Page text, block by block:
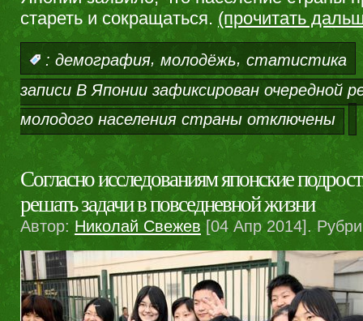
стареть и сокращаться. (прочитать
: демография, молодёжь, статистика
записи В Японии зафиксирован очередной
молодого населения страны отключены
Согласно исследованиям японские
решать задачи в повседневной жизни
Автор: Николай Свежев [04 Апр 2014].